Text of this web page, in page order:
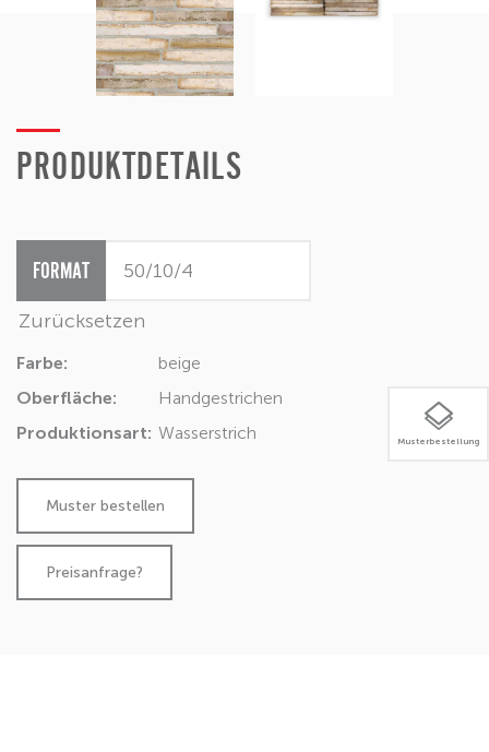
Musterbestellung
PRODUKTDETAILS
FORMAT
Zurücksetzen
Farbe:
beige
Oberfläche:
Handgestrichen
Produktionsart: Wasserstrich
Preisanfrage?